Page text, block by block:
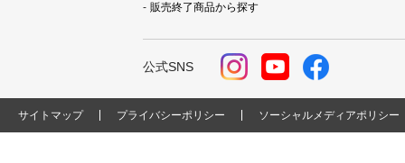
販売終了商品から探す
公式SNS
サイトマップ プライバシーポリシー ソーシャルメディアポリシー